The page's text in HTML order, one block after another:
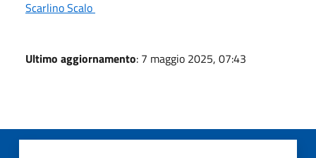
Scarlino Scalo
Ultimo aggiornamento: 7 maggio 2025, 07:43